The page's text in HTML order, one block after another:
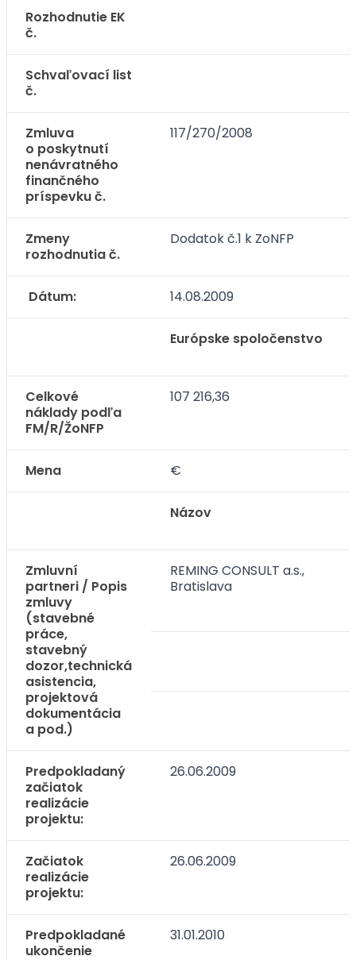
Rozhodnutie EK
č.
Schvaľovací list
č.
Zmluva
o poskytnutí
nenávratného
finančného
príspevku č.
117/270/2008
Zmeny
rozhodnutia č.
Dodatok č.1 k ZoNFP
Dátum: 14.08.2009
Európske spoločenstvo
Celkové
náklady podľa
FM/R/ŽoNFP
107 216,36
Mena €
Názov
Zmluvní
partneri / Popis
zmluvy
(stavebné
práce,
stavebný
dozor,technická
asistencia,
projektová
dokumentácia
a pod.)
REMING CONSULT a.s.,
Bratislava
Predpokladaný
začiatok
realizácie
projektu:
26.06.2009
Začiatok
realizácie
projektu:
26.06.2009
Predpokladané
ukončenie
31.01.2010